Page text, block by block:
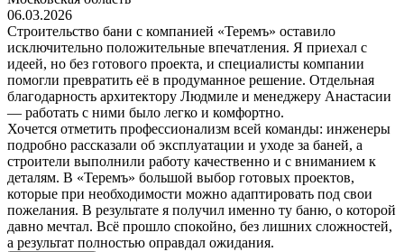
06.03.2026
Строительство бани с компанией «Теремъ» оставило
исключительно положительные впечатления. Я приехал с
идеей, но без готового проекта, и специалисты компании
помогли превратить её в продуманное решение. Отдельная
благодарность архитектору Людмиле и менеджеру Анастасии
— работать с ними было легко и комфортно.
Хочется отметить профессионализм всей команды: инженеры
подробно рассказали об эксплуатации и уходе за баней, а
строители выполнили работу качественно и с вниманием к
деталям. В «Теремъ» большой выбор готовых проектов,
которые при необходимости можно адаптировать под свои
пожелания. В результате я получил именно ту баню, о которой
давно мечтал. Всё прошло спокойно, без лишних сложностей,
а результат полностью оправдал ожидания.